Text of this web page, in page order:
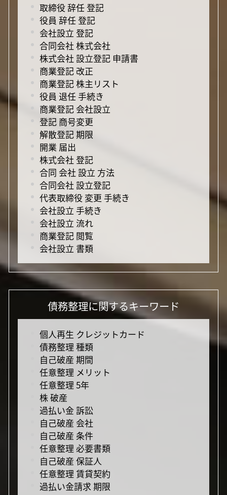
取締役 辞任 登記
役員 辞任 登記
会社設立 登記
合同会社 株式会社
株式会社 設立登記 申請書
商業登記 改正
商業登記 株主リスト
役員 退任 手続き
商業登記 会社設立
登記 商号変更
解散登記 期限
開業 届出
株式会社 登記
合同 会社 設立 方法
合同会社 設立登記
代表取締役 変更 手続き
会社設立 手続き
会社設立 流れ
商業登記 閲覧
会社設立 書類
債務整理に関するキーワード
個人再生 クレジットカード
債務整理 種類
自己破産 期間
任意整理 メリット
任意整理 5年
株 破産
過払い金 訴訟
自己破産 会社
自己破産 条件
任意整理 必要書類
自己破産 保証人
任意整理 賃貸契約
過払い金請求 期限